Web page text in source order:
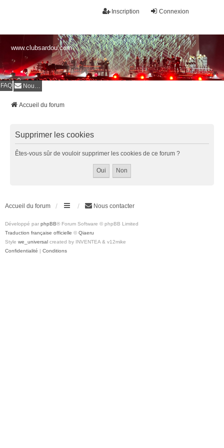
Connexion
Inscription
www.clubsardou.com
FAQ Nous contacter
Accueil du forum
Supprimer les cookies
Êtes-vous sûr de vouloir supprimer les cookies de ce forum ?
Accueil du forum Nous contacter
Développé par phpBB® Forum Software © phpBB Limited
Traduction française officielle © Qiaeru
Style we_universal created by INVENTEA & v12mike
Confidentialité | Conditions